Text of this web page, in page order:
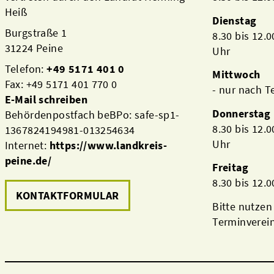
Heiß
Burgstraße 1
31224 Peine
Telefon:+49 5171 401 0
Fax: +49 5171 401 770 0
E-Mail schreiben
Behördenpostfach beBPo: safe-sp1-
1367824194981-013254634
Internet: https://www.landkreis-
peine.de/
KONTAKTFORMULAR
Dienstag
8.30 bis
Uhr
Mittwoch
- nur nach
Donnerstag
8.30 bis
Uhr
Freitag
8.30 bis
Bitte